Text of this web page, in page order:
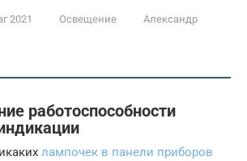
2021 Освещение
Александр
работоспособности
лампочек в панели приборов